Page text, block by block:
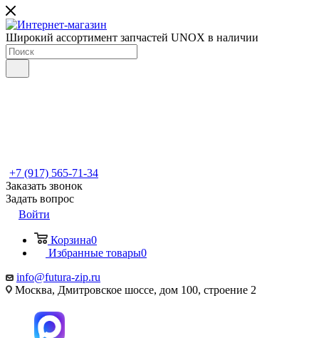
Широкий ассортимент запчастей UNOX в наличии
+7 (917) 565-71-34
Заказать звонок
Задать вопрос
Войти
Корзина0
Избранные товары0
info@futura-zip.ru
Москва, Дмитровское шоссе, дом 100, строение 2